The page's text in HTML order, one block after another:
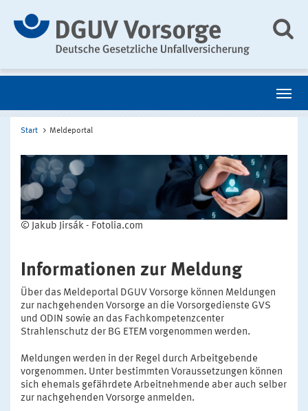
Start Meldeportal
© Jakub Jirsák - Fotolia.com
Informationen zur Meldung
Über das Meldeportal DGUV Vorsorge können Meldungen
zur nachgehenden Vorsorge an die Vorsorgedienste GVS
und ODIN sowie an das Fachkompetenzcenter
Strahlenschutz der BG ETEM vorgenommen werden.
Meldungen werden in der Regel durch Arbeitgebende
vorgenommen. Unter bestimmten Voraussetzungen können
sich ehemals gefährdete Arbeitnehmende aber auch selber
zur nachgehenden Vorsorge anmelden.